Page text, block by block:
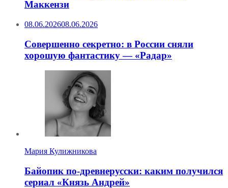
Маккензи
08.06.202608.06.2026
Совершенно секретно: в России сняли
хорошую фантастику — «Радар»
Мария Кулижникова
Байопик по-древнерусски: каким получился
сериал «Князь Андрей»